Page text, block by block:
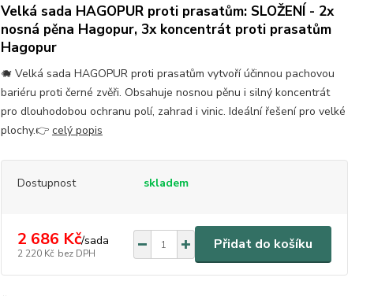
Velká sada HAGOPUR proti prasatům: SLOŽENÍ - 2x
nosná pěna Hagopur, 3x koncentrát proti prasatům
Hagopur
🐗 Velká sada HAGOPUR proti prasatům vytvoří účinnou pachovou
bariéru proti černé zvěři. Obsahuje nosnou pěnu i silný koncentrát
pro dlouhodobou ochranu polí, zahrad i vinic. Ideální řešení pro velké
plochy.👉 celý popis
Dostupnost skladem
2 686 Kč/sada
2 220 Kč bez DPH
Přidat do košíku